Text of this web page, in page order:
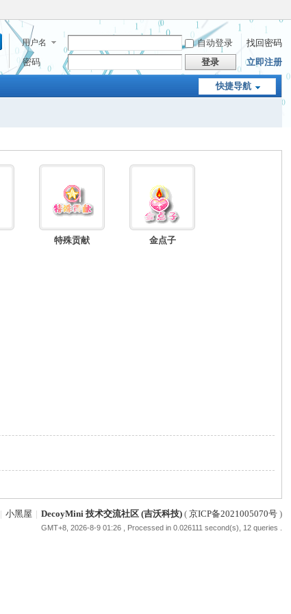
用户名 自动登录
找回密码
密码
登录 立即注册
快捷导航
特殊贡献 金点子
| 小黑屋 | DecoyMini 技术交流社区 (吉沃科技)( 京ICP备2021005070号)
GMT+8, 2026-8-9 01:26, Processed in 0.026111 second(s), 12 queries .